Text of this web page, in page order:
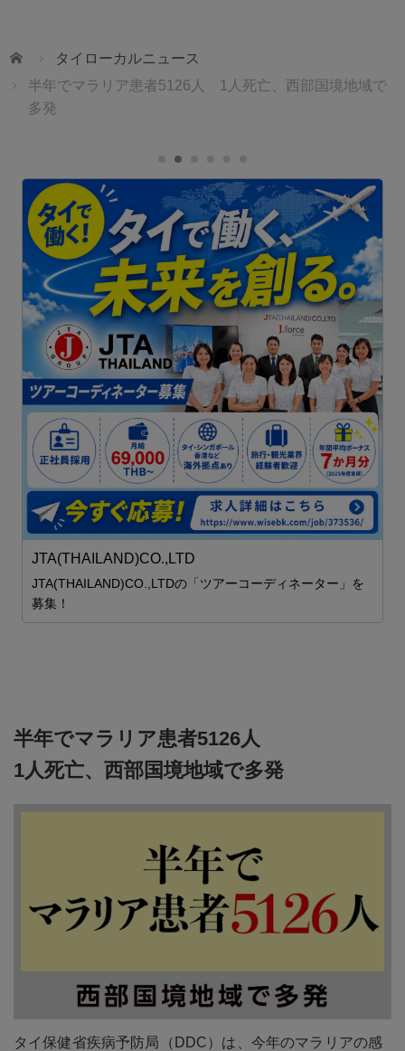
ホーム
タイローカルニュース
半年でマラリア患者5126人 1人死亡、西部国境地域で
多発
JTA(THAILAND)CO.,LTD
JTA(THAILAND)CO.,LTDの「ツアーコーディネーター」を
募集！
半年でマラリア患者5126人
1人死亡、西部国境地域で多発
タイ保健省疾病予防局（DDC）は、今年のマラリアの感